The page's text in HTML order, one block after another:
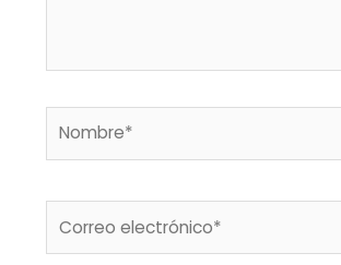
electrónico*